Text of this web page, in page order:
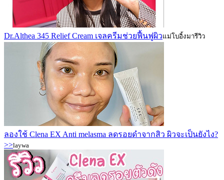
Dr.Althea 345 Relief Cream เจลครีมช่วยฟื้นฟูผิวแม่โบอิ้งมารีวิว
ลองใช้ Clena EX Anti melasma ลดรอยดำจากสิว ผิวจะเป็นยังไง?
>>laywa